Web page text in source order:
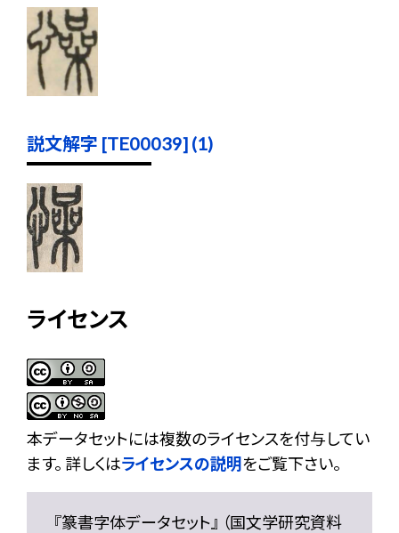
説文解字 [TE00039] (1)
ライセンス
本データセットには複数のライセンスを付与してい
ます。 詳しくはライセンスの説明をご覧下さい。
『篆書字体データセット』 （国文学研究資料